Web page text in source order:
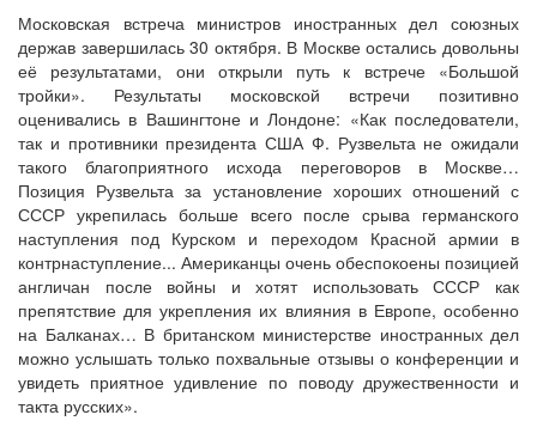
Московская встреча министров иностранных дел союзных
держав завершилась 30 октября. В Москве остались довольны
её результатами, они открыли путь к встрече «Большой
тройки». Результаты московской встречи позитивно
оценивались в Вашингтоне и Лондоне: «Как последователи,
так и противники президента США Ф. Рузвельта не ожидали
такого благоприятного исхода переговоров в Москве…
Позиция Рузвельта за установление хороших отношений с
СССР укрепилась больше всего после срыва германского
наступления под Курском и переходом Красной армии в
контрнаступление... Американцы очень обеспокоены позицией
англичан после войны и хотят использовать СССР как
препятствие для укрепления их влияния в Европе, особенно
на Балканах… В британском министерстве иностранных дел
можно услышать только похвальные отзывы о конференции и
увидеть приятное удивление по поводу дружественности и
такта русских».